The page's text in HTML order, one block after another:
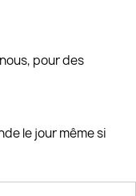
pour des
le jour même si